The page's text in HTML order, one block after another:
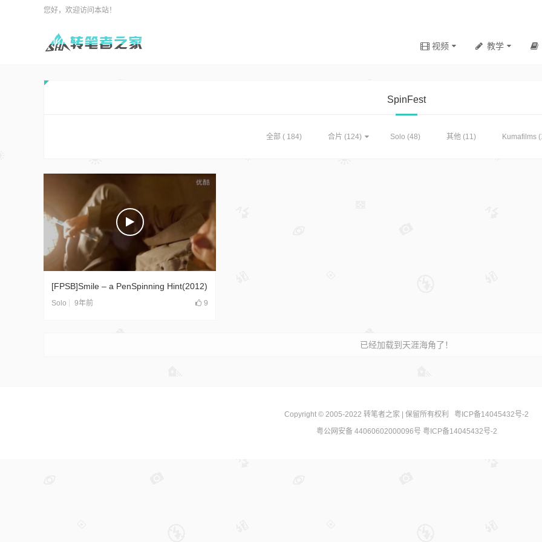
您好，欢迎访问本站！
视频 教学
SpinFest
全部 ( 184) 合片 (124) Solo (48) 其他(11) Kumafilms
[FPSB]Smile – a PenSpinning Hint(2012)
Solo 9年前 9
已经加载到天涯海角了！
Copyright © 2005-2022 转笔者之家 | 保留所有权利
粤ICP备14045432号-2
粤公网安备 44060602000096号 粤ICP备14045432号-2